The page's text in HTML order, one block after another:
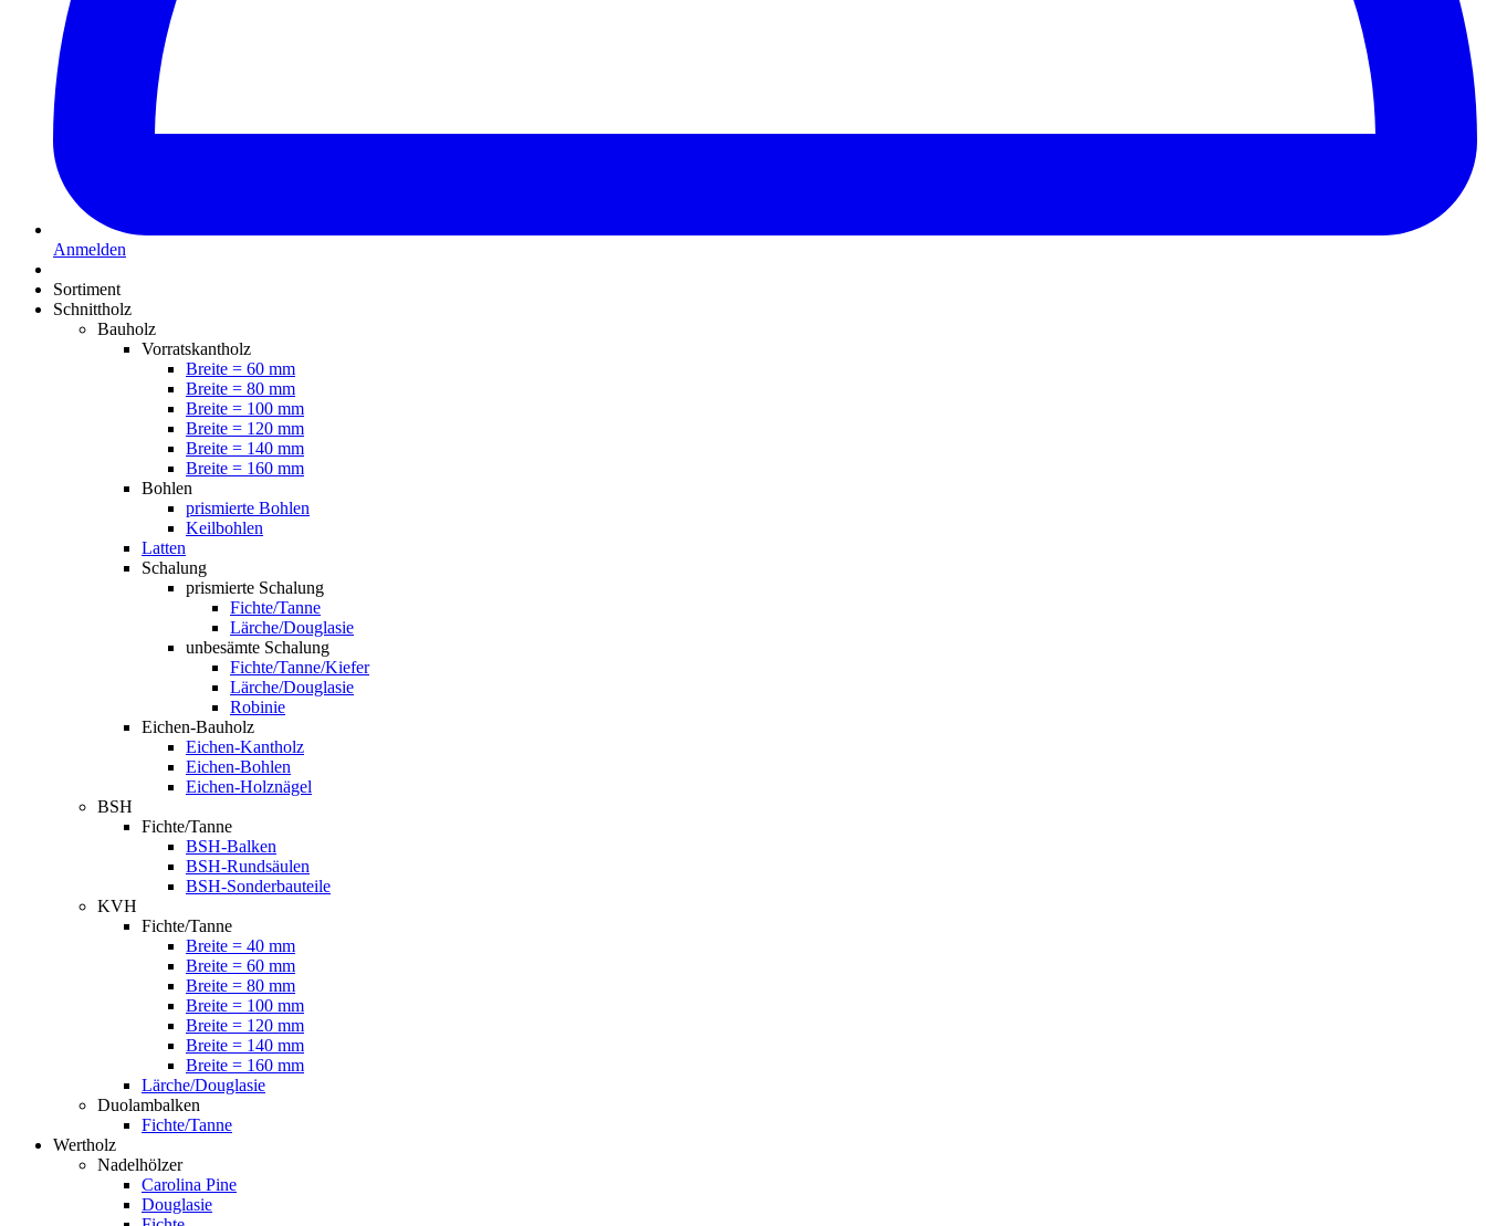
Anmelden
Sortiment
Schnittholz
Bauholz
Vorratskantholz
Breite = 60 mm
Breite = 80 mm
Breite = 100 mm
Breite = 120 mm
Breite = 140 mm
Breite = 160 mm
Bohlen
prismierte Bohlen
Keilbohlen
Latten
Schalung
prismierte Schalung
Fichte/Tanne
Lärche/Douglasie
unbesämte Schalung
Fichte/Tanne/Kiefer
Lärche/Douglasie
Robinie
Eichen-Bauholz
Eichen-Kantholz
Eichen-Bohlen
Eichen-Holznägel
BSH
Fichte/Tanne
BSH-Balken
BSH-Rundsäulen
BSH-Sonderbauteile
KVH
Fichte/Tanne
Breite = 40 mm
Breite = 60 mm
Breite = 80 mm
Breite = 100 mm
Breite = 120 mm
Breite = 140 mm
Breite = 160 mm
Lärche/Douglasie
Duolambalken
Fichte/Tanne
Wertholz
Nadelhölzer
Carolina Pine
Douglasie